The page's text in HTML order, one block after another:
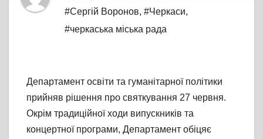
#Сергій Воронов, #Черкаси,
#черкаська міська рада
Департамент освіти та гуманітарної політики
прийняв рішення про святкування 27 червня.
Окрім традиційної ходи випускників та
концертної програми, Департамент обіцяє